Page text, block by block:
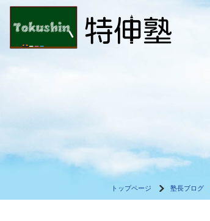
トップページ 塾長ブログ